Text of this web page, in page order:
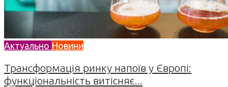
Актуально Новини
Трансформація ринку напоїв у Європі:
функціональність витісняє...